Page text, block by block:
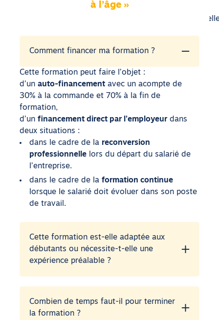
Je souhaite m’inscrire
à l’âge »
Comment financer ma formation ?
Cette formation peut faire l’objet :
d’un auto-financement avec un acompte de
30% à la commande et 70% à la fin de
formation,
d’un financement direct par l’employeurdans
deux situations :
dans le cadre de la reconversion
professionnelle lors du départ du salarié de
l’entreprise.
dans le cadre de la formation continue
lorsque le salarié doit évoluer dans son poste
de travail.
Cette formation est-elle adaptée aux
débutants ou nécessite-t-elle une
expérience préalable ?
Combien de temps faut-il pour terminer
la formation ?